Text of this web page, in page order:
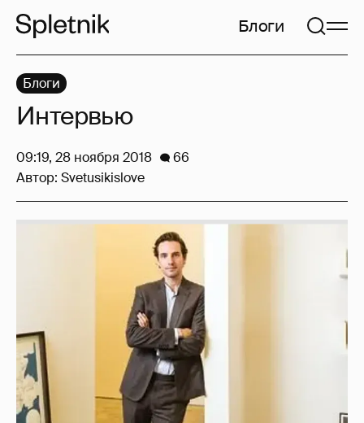
Блоги
Блоги
Интервью
09:19, 28 ноября 2018
66
Автор: Svetusikislove